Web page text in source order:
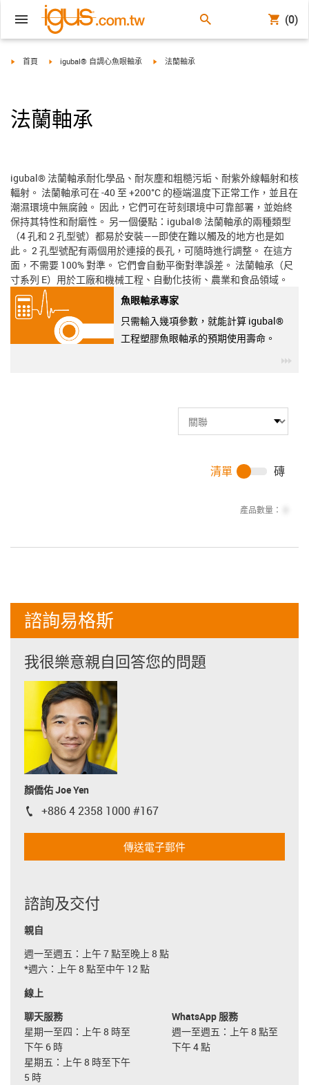
(0)
igus-icon-arrow-right
首頁 igus-icon-arrow-right
igubal® 自調心魚眼軸承 igus-icon-arrow-right
法蘭軸承
法蘭軸承
igubal® 法蘭軸承耐化學品、耐灰塵和粗糙污垢、耐紫外線輻射和核
輻射。 法蘭軸承可在 -40 至 +200°C 的極端溫度下正常工作，並且在
潮濕環境中無腐蝕。 因此，它們可在苛刻環境中可靠部署，並始終
保持其特性和耐磨性。 另一個優點：igubal® 法蘭軸承的兩種類型
（4 孔和 2 孔型號）都易於安裝——即使在難以觸及的地方也是如
此。 2 孔型號配有兩個用於連接的長孔，可隨時進行調整。 在這方
面，不需要 100% 對準。 它們會自動平衡對準誤差。 法蘭軸承（尺
寸系列 E）用於工廠和機械工程、自動化技術、農業和食品領域。
魚眼軸承專家
只需輸入幾項參數，就能計算 igubal®
工程塑膠魚眼軸承的預期使用壽命。
產品數量：
清單 磚
諮詢易格斯
我很樂意親自回答您的問題
顏僑佑 Joe Yen
igus-icon-phone
+886 4 2358 1000 #167
傳送電子郵件
諮詢及交付
親自
週一至週五：上午 7 點至晚上 8 點
*週六：上午 8 點至中午 12 點
線上
聊天服務
星期一至四：上午 8 時至
下午 6 時
星期五：上午 8 時至下午
5 時
WhatsApp 服務
週一至週五：上午 8 點至
下午 4 點